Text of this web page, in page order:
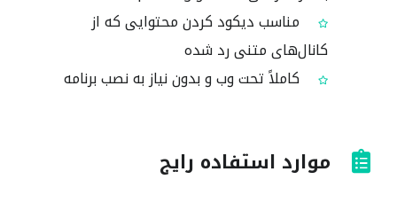
مناسب دیکود کردن محتوایی که از
کانال‌های متنی رد شده
کاملاً تحت وب و بدون نیاز به نصب برنامه
موارد استفاده رایج